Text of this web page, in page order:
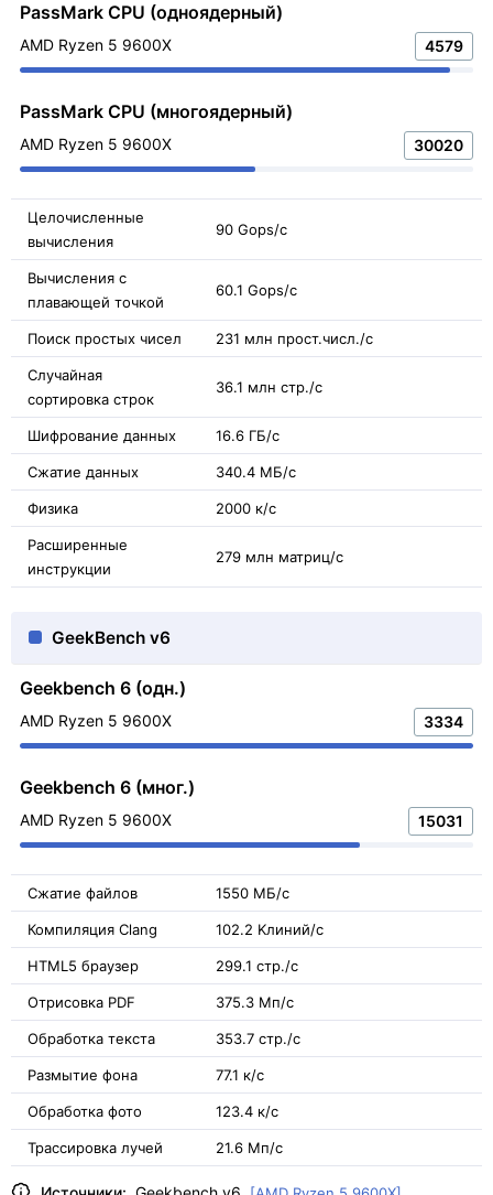
PassMark CPU (одноядерный)
AMD Ryzen 5 9600X 4579
PassMark CPU (многоядерный)
AMD Ryzen 5 9600X 30020
Целочисленные
вычисления
90 Gops/с
Вычисления с
плавающей точкой
60.1 Gops/с
Поиск простых чисел 231 млн прост.числ./с
Случайная
сортировка строк
36.1 млн стр./с
Шифрование данных 16.6 ГБ/с
Сжатие данных 340.4 МБ/с
Физика 2000 к/с
Расширенные
инструкции
279 млн матриц/с
GeekBench v6
Geekbench 6 (одн.)
AMD Ryzen 5 9600X 3334
Geekbench 6 (мног.)
AMD Ryzen 5 9600X 15031
Сжатие файлов 1550 МБ/с
Компиляция Clang 102.2 Kлиний/с
HTML5 браузер 299.1 стр./с
Отрисовка PDF 375.3 Мп/с
Обработка текста 353.7 стр./с
Размытие фона 77.1 к/с
Обработка фото 123.4 к/с
Трассировка лучей 21.6 Мп/с